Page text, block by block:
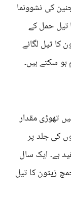
کی نشوونما
تیل حمل کے
کا تیل لگانے
تھوڑی مقدار
کی جلد پر
ہے۔ ایک سال
زیتون کا تیل